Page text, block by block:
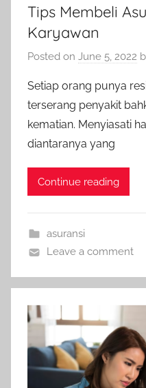
Tips Membeli
Karyawan
Posted on June 5, 2022
Setiap orang punya
terserang penyakit
kematian. Menyiasati
diantaranya yang
Continue reading
asuransi
Leave a comment